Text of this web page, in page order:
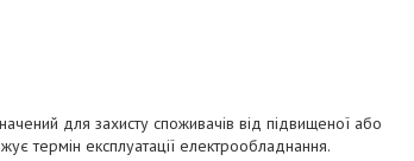
для захисту споживачів від підвищеної або
термін експлуатації електрообладнання.